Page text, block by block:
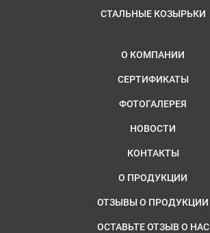
СТАЛЬНЫЕ КОЗЫРЬКИ
О КОМПАНИИ
СЕРТИФИКАТЫ
ФОТОГАЛЕРЕЯ
НОВОСТИ
КОНТАКТЫ
О ПРОДУКЦИИ
ОТЗЫВЫ О ПРОДУКЦИИ
ОСТАВЬТЕ ОТЗЫВ О НАС